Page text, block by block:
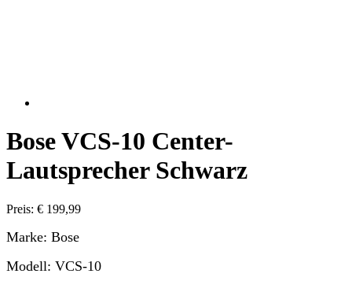
Bose VCS-10 Center-
Lautsprecher Schwarz
Preis: € 199,99
Marke: Bose
Modell: VCS-10